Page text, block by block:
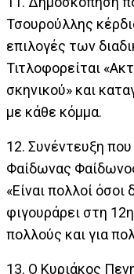
Τσουρούλλης
επιλογές των
Τιτλοφορείται
σκηνικού» και
με κάθε κόμμα.
12. Συνέντευξη
Φαίδωνας
«Είναι πολλοί όσοι
φιγουράρει στη
πολλούς και για
13. Ο Κυριάκος